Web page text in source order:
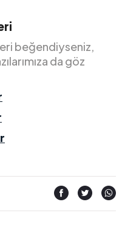
beğendiyseniz,
da göz